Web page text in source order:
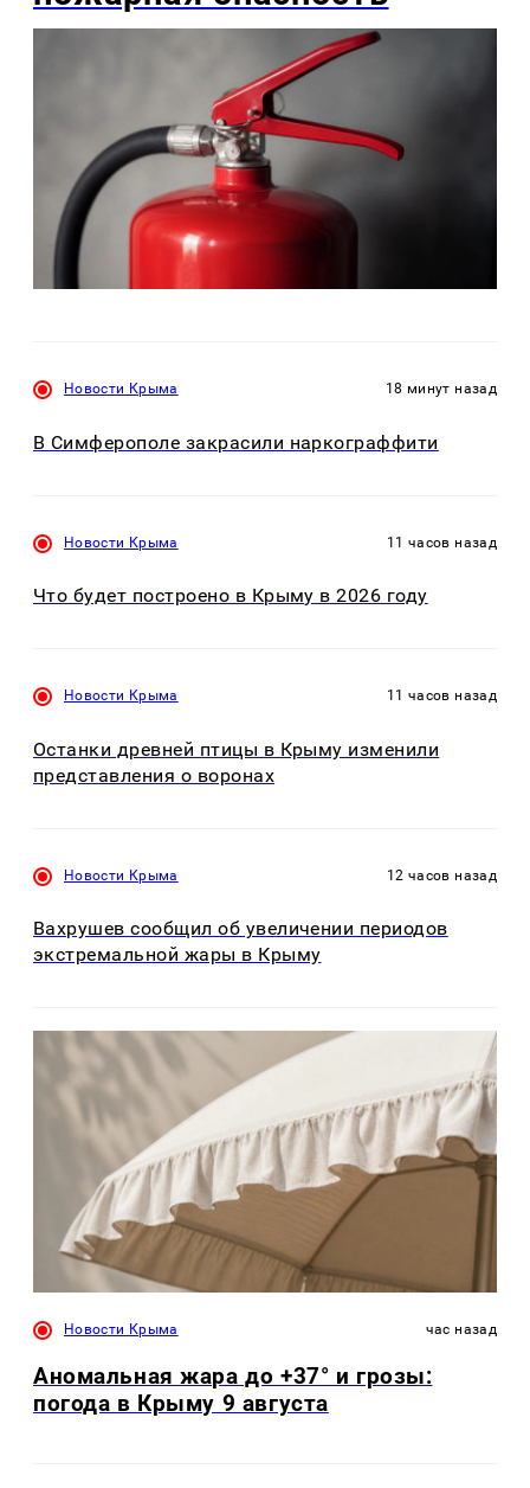
Новости Крыма 18 минут назад
В Симферополе закрасили наркограффити
Новости Крыма 11 часов назад
Что будет построено в Крыму в 2026 году
Новости Крыма 11 часов назад
Останки древней птицы в Крыму изменили
представления о воронах
Новости Крыма 12 часов назад
Вахрушев сообщил об увеличении периодов
экстремальной жары в Крыму
Новости Крыма час назад
Аномальная жара до +37° и грозы:
погода в Крыму 9 августа